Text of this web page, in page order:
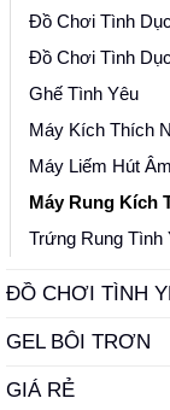
Đồ Chơi Tình
Đồ Chơi Tình
Ghế Tình Yêu
Máy Kích Thích
Máy Liếm Hút
Máy Rung Kích
Trứng Rung Tình
ĐỒ CHƠI TÌNH
GEL BÔI TRƠN
GIÁ RẺ